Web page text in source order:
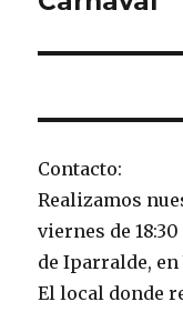
Contacto:
Realizamos
viernes de
de Iparralde,
El local donde